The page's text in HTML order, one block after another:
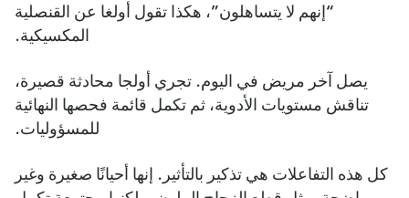
“إنهم لا يتساهلون”، هكذا تقول أولغا عن القنصلية
المكسيكية.
يصل آخر مريض في اليوم. تجري أولجا محادثة قصيرة،
تناقش مستويات الأدوية، ثم تكمل قائمة فحصها النهائية
للمسؤوليات.
كل هذه التفاعلات هي تذكير بالتأثير. إنها أحيانًا صغيرة وغير